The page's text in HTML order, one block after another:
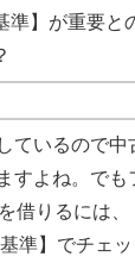
準】が重要
ているので中
すよね。でも
借りるには、
準】でチェッ